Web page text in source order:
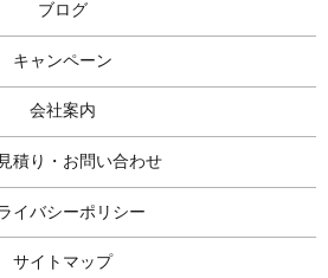
ブログ
キャンペーン
会社案内
積り・お問い合わせ
イバシーポリシー
サイトマップ